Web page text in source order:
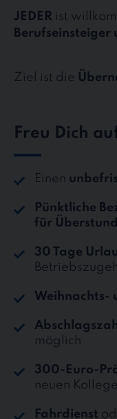
JEDER ist
Berufseinsteiger
Ziel ist die
Freu Dich
Einen
Pünktliche
für
30 Tage
Weihnachts-
möglich
300-Euro-
neuen
Fahrdienst